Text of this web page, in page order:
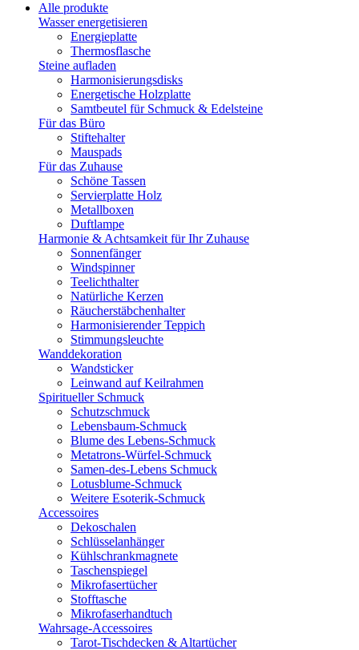
Alle produkte
Wasser energetisieren
Energieplatte​
Thermosflasche
Steine aufladen
Harmonisierungsdisks
Energetische Holzplatte
Samtbeutel für Schmuck & Edelsteine
Für das Büro
Stiftehalter
Mauspads
Für das Zuhause
Schöne Tassen
Servierplatte Holz
Metallboxen
Duftlampe
Harmonie & Achtsamkeit für Ihr Zuhause
Sonnenfänger
Windspinner
Teelichthalter
Natürliche Kerzen
Räucherstäbchenhalter
Harmonisierender Teppich
Stimmungsleuchte
Wanddekoration
Wandsticker
Leinwand auf Keilrahmen
Spiritueller Schmuck
Schutzschmuck
Lebensbaum-Schmuck
Blume des Lebens-Schmuck
Metatrons-Würfel-Schmuck
Samen-des-Lebens Schmuck
Lotusblume-Schmuck
Weitere Esoterik-Schmuck
Accessoires
Dekoschalen
Schlüsselanhänger
Kühlschrankmagnete
Taschenspiegel
Mikrofasertücher
Stofftasche
Mikrofaserhandtuch
Wahrsage-Accessoires
Tarot-Tischdecken & Altartücher